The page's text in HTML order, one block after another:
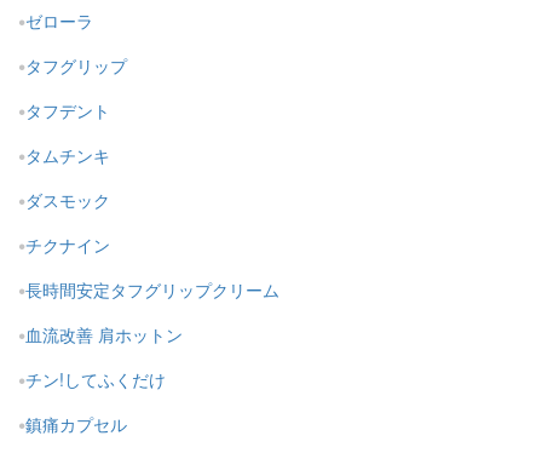
ゼローラ
タフグリップ
タフデント
タムチンキ
ダスモック
チクナイン
長時間安定タフグリップクリーム
血流改善 肩ホットン
チン!してふくだけ
鎮痛カプセル